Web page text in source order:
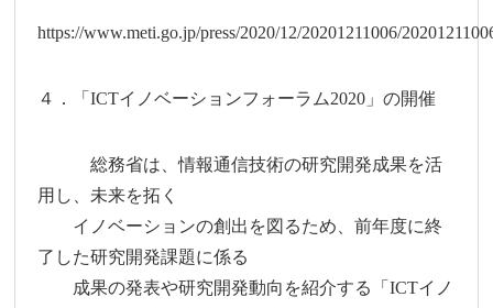
https://www.meti.go.jp/press/2020/12/20201211006/
４．「ICTイノベーションフォーラム2020」の開催
総務省は、情報通信技術の研究開発成果を活
用し、未来を拓く
イノベーションの創出を図るため、前年度に終
了した研究開発課題に係る
成果の発表や研究開発動向を紹介する「ICTイノ